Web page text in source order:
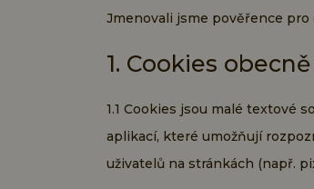
Jmenovali jsme pověřence
1. Cookies obecně
1.1 Cookies jsou malé textové
aplikací, které umožňují
uživatelů na stránkách (např.